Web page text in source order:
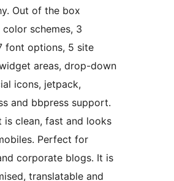
Out of the box
color schemes, 3
font options, 5 site
areas, drop-down
icons, jetpack,
and bbpress support.
is clean, fast and looks
Perfect for
corporate blogs. It is
translatable and